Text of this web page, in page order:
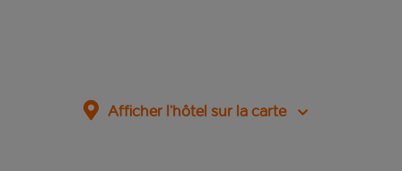
Afficher l’hôtel sur la carte